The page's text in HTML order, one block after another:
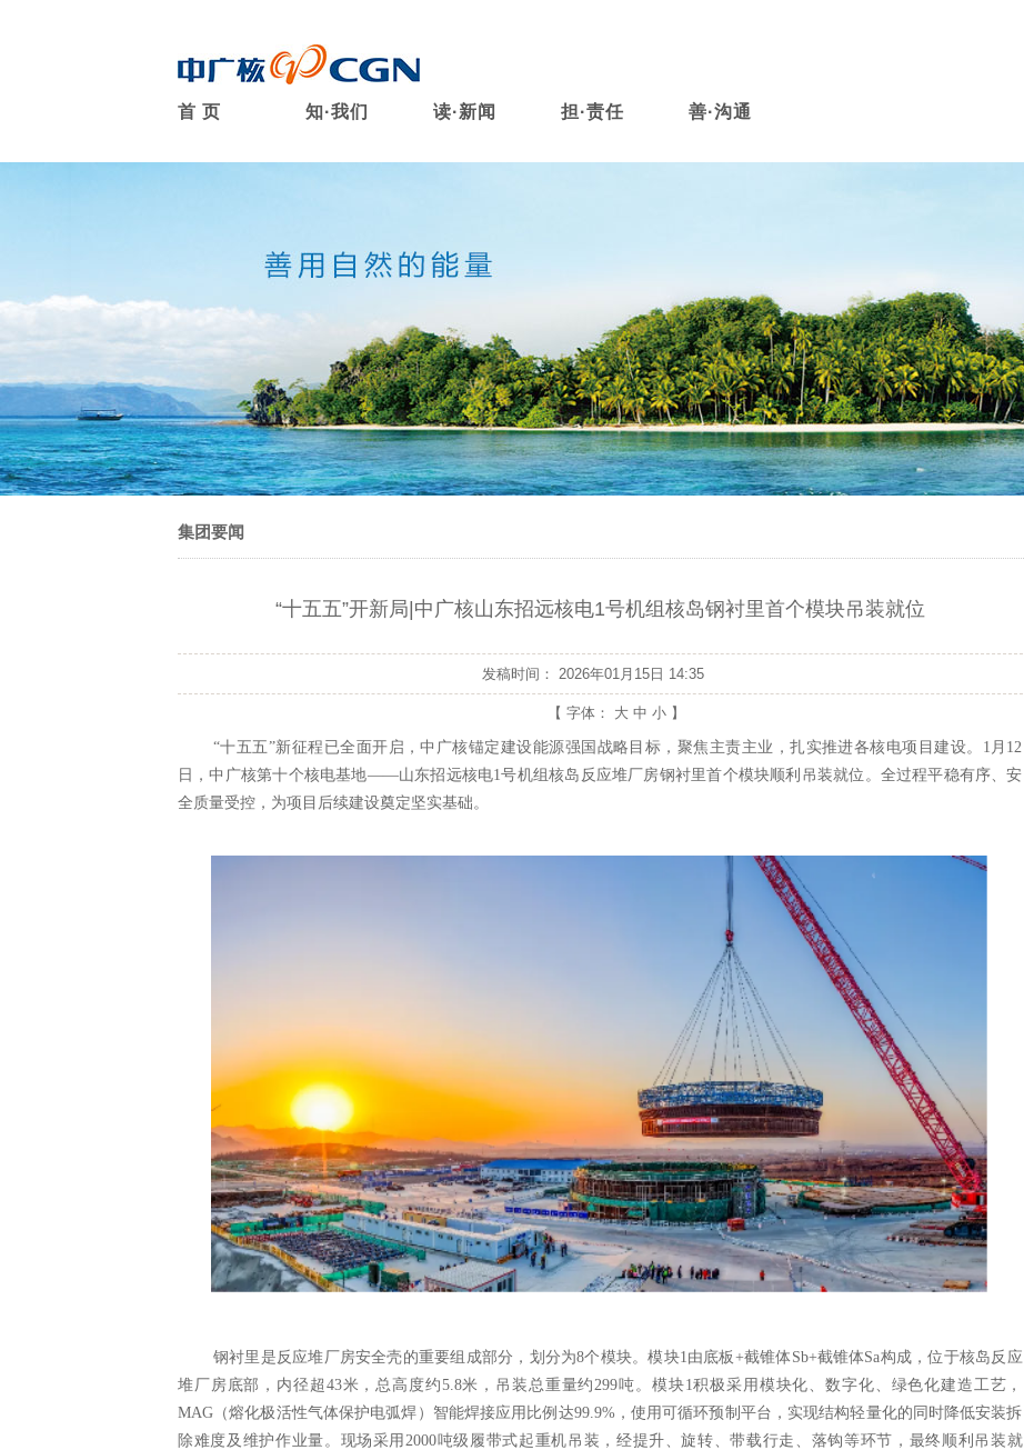
首 页 知·我们 读·新闻 担·责任 善·沟通
集团要闻
“十五五”开新局|中广核山东招远核电1号机组核岛钢衬里首个模块吊装就位
发稿时间：2026年01月15日 14:35
【 字体： 大 中 小 】
“十五五”新征程已全面开启，中广核锚定建设能源强国战略目标，聚焦主责主业，扎实推进各核电项目建设。1月12
日，中广核第十个核电基地——山东招远核电1号机组核岛反应堆厂房钢衬里首个模块顺利吊装就位。全过程平稳有序、安
全质量受控，为项目后续建设奠定坚实基础。
钢衬里是反应堆厂房安全壳的重要组成部分，划分为8个模块。模块1由底板+截锥体Sb+截锥体Sa构成，位于核岛反应
堆厂房底部，内径超43米，总高度约5.8米，吊装总重量约299吨。模块1积极采用模块化、数字化、绿色化建造工艺，
MAG（熔化极活性气体保护电弧焊）智能焊接应用比例达99.9%，使用可循环预制平台，实现结构轻量化的同时降低安装拆
除难度及维护作业量。现场采用2000吨级履带式起重机吊装，经提升、旋转、带载行走、落钩等环节，最终顺利吊装就